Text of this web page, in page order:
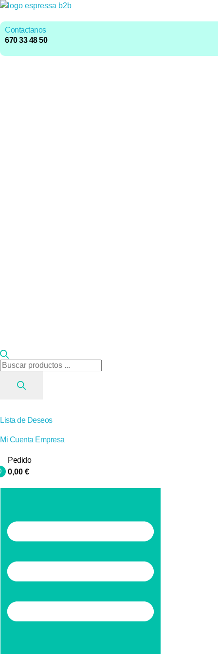
Contactanos
670 33 48 50
Búsqueda
productos
Lista de Deseos
Mi Cuenta Empresa
Pedido
0,00 €